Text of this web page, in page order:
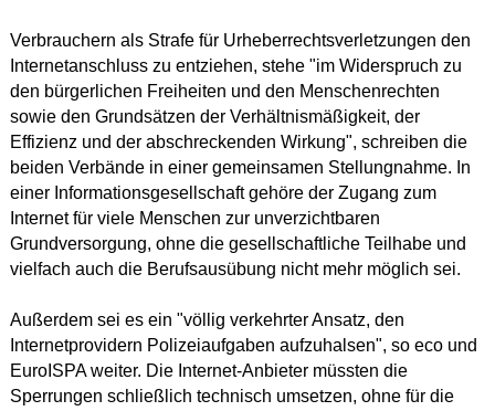
Verbrauchern als Strafe für Urheberrechtsverletzungen den
Internetanschluss zu entziehen, stehe "im Widerspruch zu
den bürgerlichen Freiheiten und den Menschenrechten
sowie den Grundsätzen der Verhältnismäßigkeit, der
Effizienz und der abschreckenden Wirkung", schreiben die
beiden Verbände in einer gemeinsamen Stellungnahme. In
einer Informationsgesellschaft gehöre der Zugang zum
Internet für viele Menschen zur unverzichtbaren
Grundversorgung, ohne die gesellschaftliche Teilhabe und
vielfach auch die Berufsausübung nicht mehr möglich sei.
Außerdem sei es ein "völlig verkehrter Ansatz, den
Internetprovidern Polizeiaufgaben aufzuhalsen", so eco und
EuroISPA weiter. Die Internet-Anbieter müssten die
Sperrungen schließlich technisch umsetzen, ohne für die